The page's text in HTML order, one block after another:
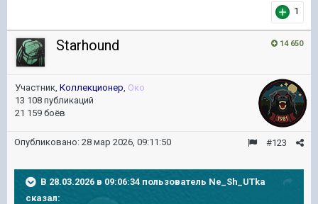
1
14 650
Starhound
Участник, Коллекционер, Око
13 108 публикаций
21 159 боёв
#123
Опубликовано: 28 мар 2026, 09:11:50
В 28.03.2026 в 09:06:34 пользователь Ne_Sh_UTka
сказал: